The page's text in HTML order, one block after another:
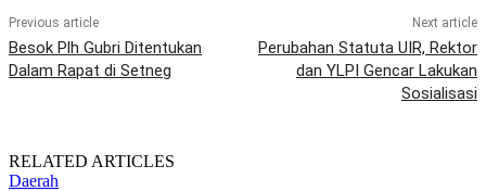
Previous article
Besok Plh Gubri Ditentukan
Dalam Rapat di Setneg
Next article
Perubahan Statuta UIR, Rektor
dan YLPI Gencar Lakukan
Sosialisasi
RELATED ARTICLES
Daerah